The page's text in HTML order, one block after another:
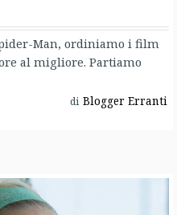
Man, ordiniamo i film
al migliore. Partiamo
di Blogger Erranti